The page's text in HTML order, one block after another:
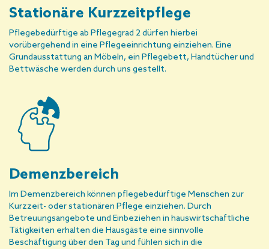
Stationäre Kurzzeitpflege
Pflegebedürftige ab Pflegegrad 2 dürfen hierbei
vorübergehend in eine Pflegeeinrichtung einziehen. Eine
Grundausstattung an Möbeln, ein Pflegebett, Handtücher und
Bettwäsche werden durch uns gestellt.
Demenzbereich
Im Demenzbereich können pflegebedürftige Menschen zur
Kurzzeit- oder stationären Pflege einziehen. Durch
Betreuungsangebote und Einbeziehen in hauswirtschaftliche
Tätigkeiten erhalten die Hausgäste eine sinnvolle
Beschäftigung über den Tag und fühlen sich in die